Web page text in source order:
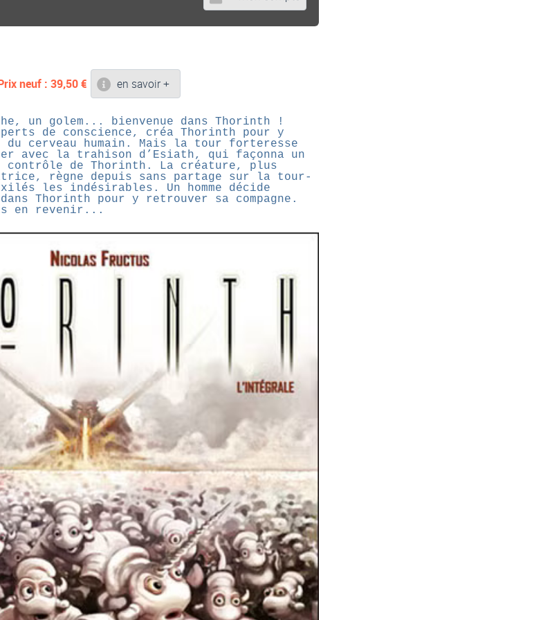
neuf : 39,50€ en savoir +
un golem... bienvenue dans Thorinth !
de conscience, créa Thorinth pour y
cerveau humain. Mais la tour forteresse
avec la trahison d’Esiath, qui façonna un
contrôle de Thorinth. La créature, plus
règne depuis sans partage sur la tour-
les indésirables. Un homme décide
Thorinth pour y retrouver sa compagne.
en revenir...